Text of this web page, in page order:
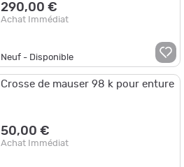
290,00 €
Achat Immédiat
Neuf - Disponible
Crosse de mauser 98 k pour enture
50,00 €
Achat Immédiat